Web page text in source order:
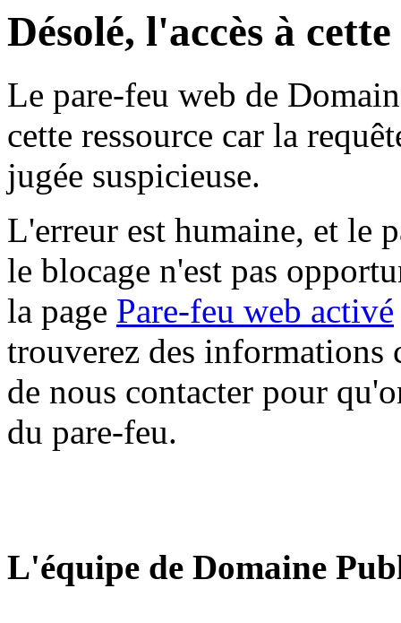
Désolé, l'accès à
Le pare-feu web de
cette ressource car la
jugée suspicieuse.
L'erreur est humaine, et le
le blocage n'est pas
la page Pare-feu web activé
trouverez des informations
de nous contacter pour
du pare-feu.
L'équipe de Domaine